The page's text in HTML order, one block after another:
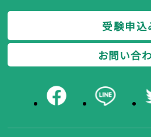
受験申込
お問い合